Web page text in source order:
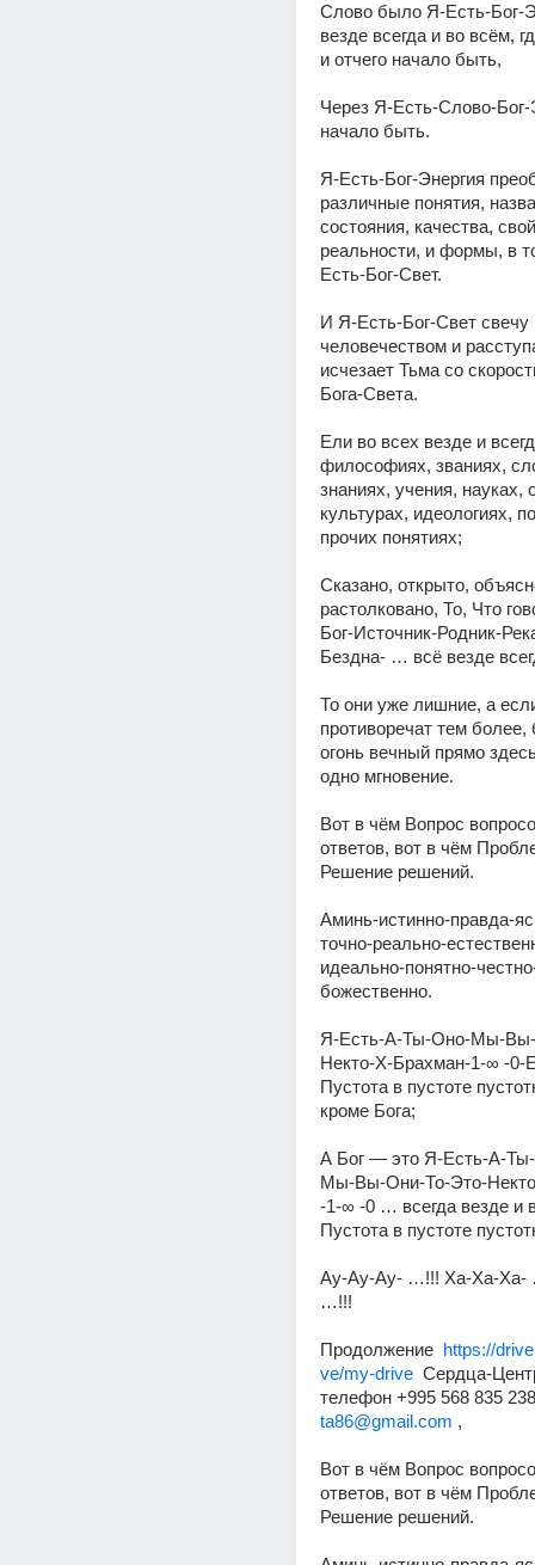
Слово было Я-Есть-Бог-
везде всегда и во всём,
и отчего начало быть,
Через Я-Есть-Слово-Бог-
начало быть.
Я-Есть-Бог-Энергия
различные понятия,
состояния, качества,
реальности, и формы, в
Есть-Бог-Свет.
И Я-Есть-Бог-Свет
человечеством и
исчезает Тьма со
Бога-Света.
Ели во всех везде и
философиях, званиях,
знаниях, учения, науках,
культурах, идеологиях,
прочих понятиях;
Сказано, открыто,
растолковано, То, Что
Бог-Источник-Родник-
Бездна- … всё везде
То они уже лишние, а
противоречат тем более,
огонь вечный прямо
одно мгновение.
Вот в чём Вопрос
ответов, вот в чём
Решение решений.
Аминь-истинно-правда-
точно-реально-
идеально-понятно-
божественно.
Я-Есть-А-Ты-Оно-Мы-
Некто-Х-Брахман-1-∞ -0-
Пустота в пустоте
кроме Бога;
А Бог — это Я-Есть-А-
Мы-Вы-Они-То-Это-
-1-∞ -0 … всегда везде и
Пустота в пустоте
Ау-Ау-Ау- …!!! Ха-Ха-Ха-
…!!!
Продолжение https://
ve/my-drive
Сердца-
телефон +995 568 835
ta86@gmail.com ,
Вот в чём Вопрос
ответов, вот в чём
Решение решений.